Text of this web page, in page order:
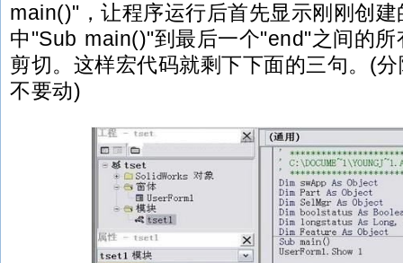
main()"，让程序运行后首先显示刚刚创
中"Sub main()"到最后一个"end"之间的
剪切。这样宏代码就剩下下面的三句。(
不要动)